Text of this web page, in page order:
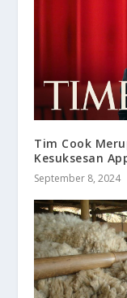
Tim Cook
Kesuksesan
September 8, 2024